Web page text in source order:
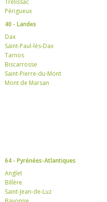
Trélissac
Périgueux
40 - Landes
Dax
Saint-Paul-lès-Dax
Tarnos
Biscarrosse
Saint-Pierre-du-Mont
Mont de Marsan
64 - Pyrénées-Atlantiques
Anglet
Billère
Saint-Jean-de-Luz